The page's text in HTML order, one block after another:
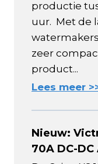
productie
uur. Met de
zeer
product...
Lees meer
Nieuw:
70A DC-